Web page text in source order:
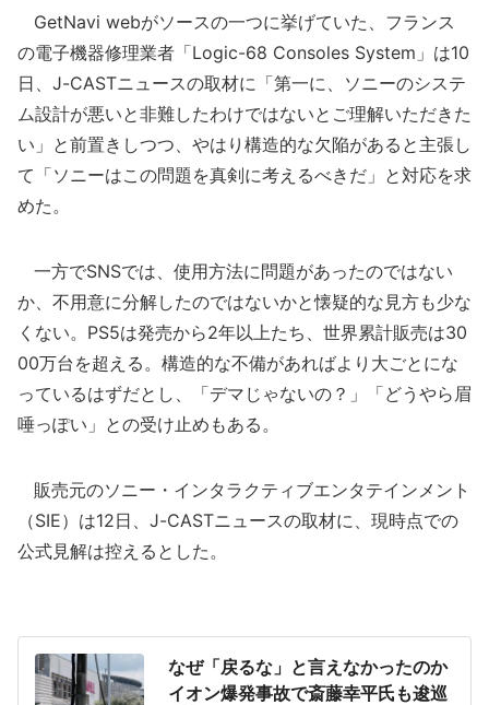
GetNavi webがソースの一つに挙げていた、フランス
の電子機器修理業者「Logic-68 Consoles System」は10
日、J-CASTニュースの取材に「第一に、ソニーのシステ
ム設計が悪いと非難したわけではないとご理解いただきた
い」と前置きしつつ、やはり構造的な欠陥があると主張し
て「ソニーはこの問題を真剣に考えるべきだ」と対応を求
めた。
一方でSNSでは、使用方法に問題があったのではない
か、不用意に分解したのではないかと懐疑的な見方も少な
くない。PS5は発売から2年以上たち、世界累計販売は30
00万台を超える。構造的な不備があればより大ごとにな
っているはずだとし、「デマじゃないの？」「どうやら眉
唾っぽい」との受け止めもある。
販売元のソニー・インタラクティブエンタテインメント
（SIE）は12日、J-CASTニュースの取材に、現時点での
公式見解は控えるとした。
なぜ「戻るな」と言えなかったのか
イオン爆発事故で斎藤幸平氏も逡巡